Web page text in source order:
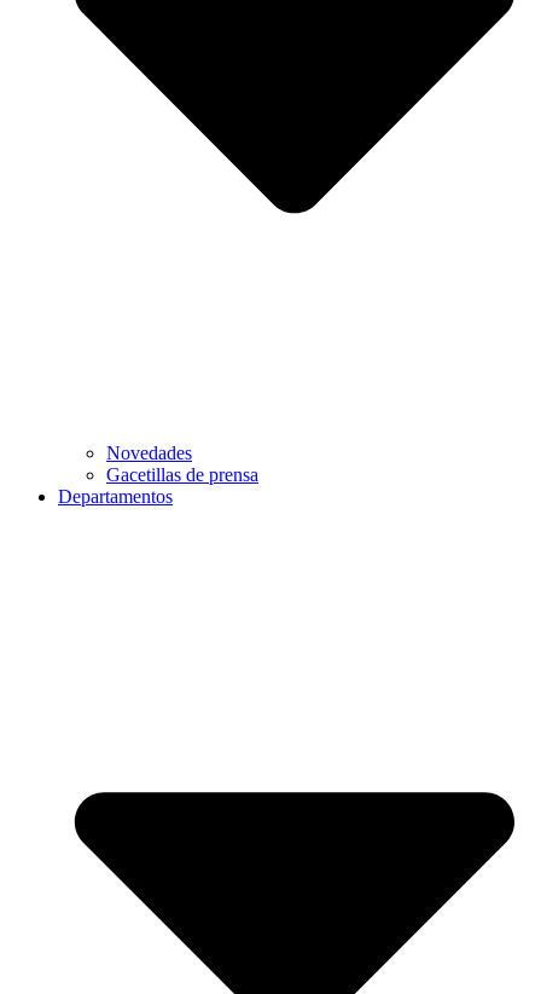
Novedades
Gacetillas de prensa
Departamentos